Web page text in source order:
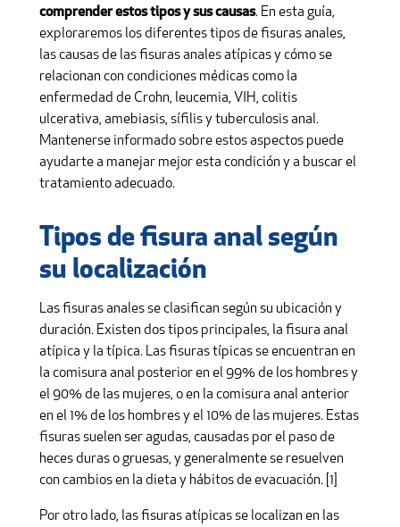
comprender estos tipos y sus causas. En esta guía,
exploraremos los diferentes tipos de fisuras anales,
las causas de las fisuras anales atípicas y cómo se
relacionan con condiciones médicas como la
enfermedad de Crohn, leucemia, VIH, colitis
ulcerativa, amebiasis, sífilis y tuberculosis anal.
Mantenerse informado sobre estos aspectos puede
ayudarte a manejar mejor esta condición y a buscar el
tratamiento adecuado.
Tipos de fisura anal según
su localización
Las fisuras anales se clasifican según su ubicación y
duración. Existen dos tipos principales, la fisura anal
atípica y la típica. Las fisuras típicas se encuentran en
la comisura anal posterior en el 99% de los hombres y
el 90% de las mujeres, o en la comisura anal anterior
en el 1% de los hombres y el 10% de las mujeres. Estas
fisuras suelen ser agudas, causadas por el paso de
heces duras o gruesas, y generalmente se resuelven
con cambios en la dieta y hábitos de evacuación. [1]
Por otro lado, las fisuras atípicas se localizan en las